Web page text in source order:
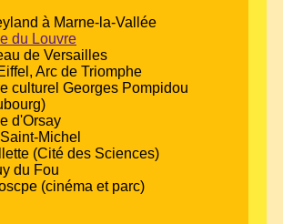
à Marne-la-Vallée
du Louvre
de Versailles
Arc de Triomphe
culturel Georges Pompidou
d'Orsay
Michel
(Cité des Sciences)
du Fou
(cinéma et parc)